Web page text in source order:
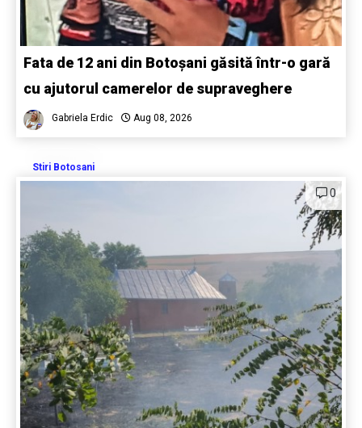
Fata de 12 ani din Botoșani găsită într-o gară
cu ajutorul camerelor de supraveghere
Gabriela Erdic Aug 08, 2026
Stiri Botosani
0